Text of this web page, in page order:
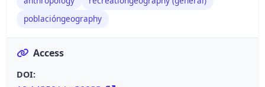
poblacióngeography
Access
DOI: